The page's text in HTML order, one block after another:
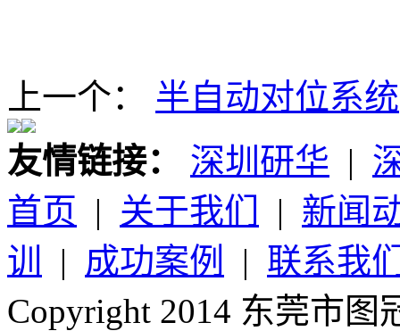
上一个： 半自动对位系统
友情链接：
深圳研华 |
首页 | 关于我们 | 新闻
训
| 成功案例 | 联系我
Copyright 2014 东莞市